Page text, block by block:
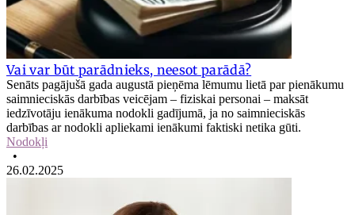
Vai var būt parādnieks, neesot parādā?
Senāts pagājušā gada augustā pieņēma lēmumu lietā par pienākumu
saimnieciskās darbības veicējam – fiziskai personai – maksāt
iedzīvotāju ienākuma nodokli gadījumā, ja no saimnieciskās
darbības ar nodokli apliekami ienākumi faktiski netika gūti.
Nodokļi
•
26.02.2025